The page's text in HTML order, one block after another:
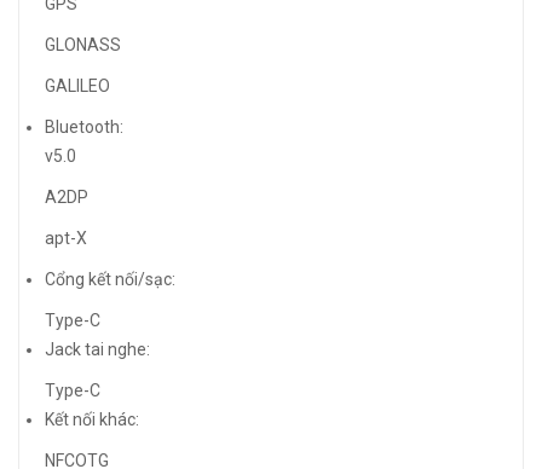
GLONASS
GALILEO
Bluetooth:
v5.0
A2DP
apt-X
Cổng kết nối/sạc:
Type-C
Jack tai nghe:
Type-C
Kết nối khác:
NFCOTG